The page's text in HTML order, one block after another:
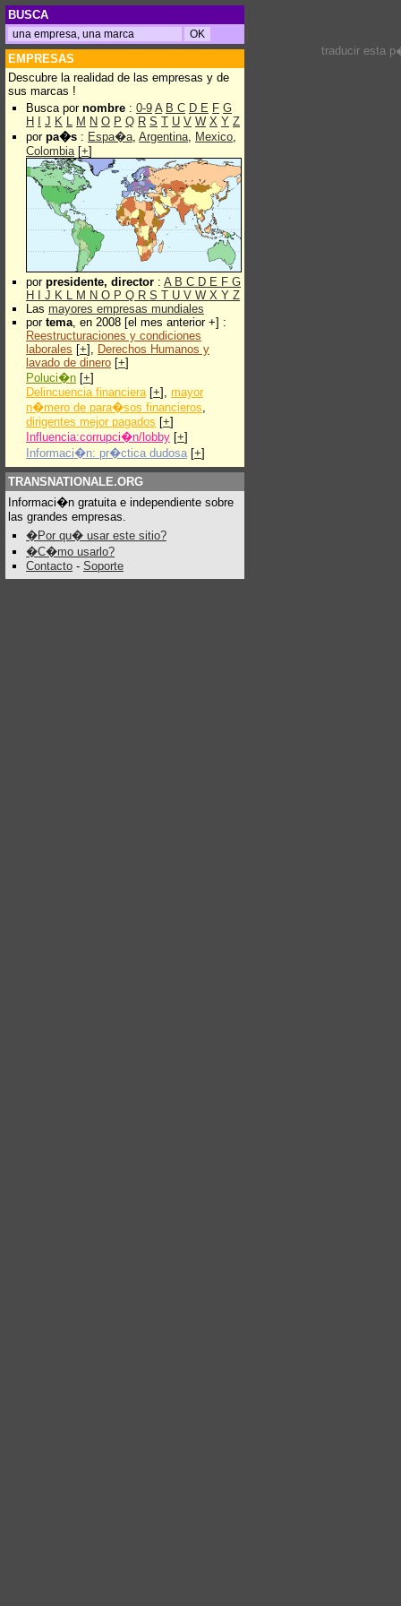
BUSCA
EMPRESAS
Descubre la realidad de las empresas y de
sus marcas !
Busca por nombre : 0-9 A B C D E F G
H
J K L M N O P Q R S T U V W X Y Z
por pa�s : Espa�a, Argentina, Mexico,
Colombia[+]
por presidente, director : A B C D E F G
H
J K L M N O P Q R S T U V W X Y Z
Las mayores empresas mundiales
por tema, en 2008 [el mes anterior +] :
Reestructuraciones y condiciones
laborales [+], Derechos Humanos y
lavado de dinero [+]
Poluci�n [+]
Delincuencia financiera[+], mayor
n�mero de para�sos financieros,
dirigentes mejor pagados [+]
Influencia:corrupci�n/lobby [+]
Informaci�n: pr�ctica dudosa [+]
TRANSNATIONALE.ORG
Informaci�n gratuita e independiente sobre
las grandes empresas.
�Por qu� usar este sitio?
�C�mo usarlo?
Contacto - Soporte
traducir esta